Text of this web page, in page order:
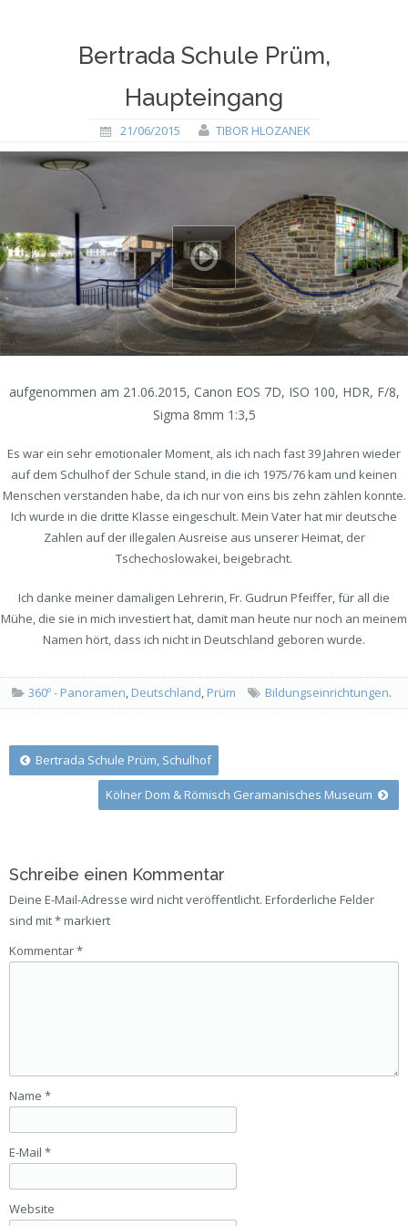
Bertrada Schule Prüm,
Haupteingang
21/06/2015 TIBOR HLOZANEK
aufgenommen am 21.06.2015, Canon EOS 7D, ISO 100, HDR, F/8,
Sigma 8mm 1:3,5
Es war ein sehr emotionaler Moment, als ich nach fast 39 Jahren wieder
auf dem Schulhof der Schule stand, in die ich 1975/76 kam und keinen
Menschen verstanden habe, da ich nur von eins bis zehn zählen konnte.
Ich wurde in die dritte Klasse eingeschult. Mein Vater hat mir deutsche
Zahlen auf der illegalen Ausreise aus unserer Heimat, der
Tschechoslowakei, beigebracht.
Ich danke meiner damaligen Lehrerin, Fr. Gudrun Pfeiffer, für all die
Mühe, die sie in mich investiert hat, damit man heute nur noch an meinem
Namen hört, dass ich nicht in Deutschland geboren wurde.
360º - Panoramen, Deutschland, Prüm Bildungseinrichtungen.
Post
navigation
Bertrada Schule Prüm, Schulhof
Kölner Dom & Römisch Geramanisches Museum
Schreibe einen Kommentar
Deine E-Mail-Adresse wird nicht veröffentlicht. Erforderliche Felder
sind mit*markiert
Kommentar*
Name *
E-Mail *
Website